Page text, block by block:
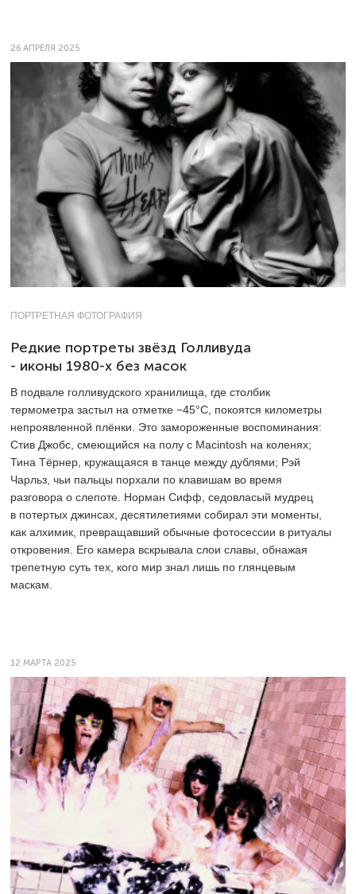
26 АПРЕЛЯ 2025
ПОРТРЕТНАЯ ФОТОГРАФИЯ
Редкие портреты звёзд Голливуда
- иконы 1980-х без масок
В подвале голливудского хранилища, где столбик
термометра застыл на отметке −45°C, покоятся километры
непроявленной плёнки. Это замороженные воспоминания:
Стив Джобс, смеющийся на полу с Macintosh на коленях;
Тина Тёрнер, кружащаяся в танце между дублями; Рэй
Чарльз, чьи пальцы порхали по клавишам во время
разговора о слепоте. Норман Сифф, седовласый мудрец
в потертых джинсах, десятилетиями собирал эти моменты,
как алхимик, превращавший обычные фотосессии в ритуалы
откровения. Его камера вскрывала слои славы, обнажая
трепетную суть тех, кого мир знал лишь по глянцевым
маскам.
12 МАРТА 2025